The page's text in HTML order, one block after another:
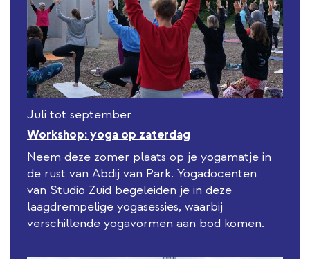
Juli tot september
Workshop: yoga op zaterdag
Neem deze zomer plaats op je yogamatje in
de rust van Abdij van Park. Yogadocenten
van Studio Zuid begeleiden je in deze
laagdrempelige yogasessies, waarbij
verschillende yogavormen aan bod komen.